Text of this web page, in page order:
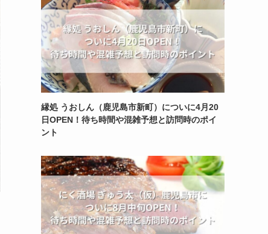
縁処 うおしん（鹿児島市新町）についに4月20
日OPEN！待ち時間や混雑予想と訪問時のポイ
ント